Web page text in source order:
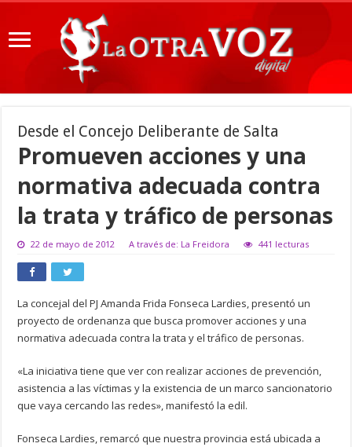
Desde el Concejo Deliberante de Salta
Promueven acciones y una
normativa adecuada contra
la trata y tráfico de personas
22 de mayo de 2012 A través de: La Freidora 441 lecturas
La concejal del PJ Amanda Frida Fonseca Lardies, presentó un
proyecto de ordenanza que busca promover acciones y una
normativa adecuada contra la trata y el tráfico de personas.
«La iniciativa tiene que ver con realizar acciones de prevención,
asistencia a las víctimas y la existencia de un marco sancionatorio
que vaya cercando las redes», manifestó la edil.
Fonseca Lardies, remarcó que nuestra provincia está ubicada a